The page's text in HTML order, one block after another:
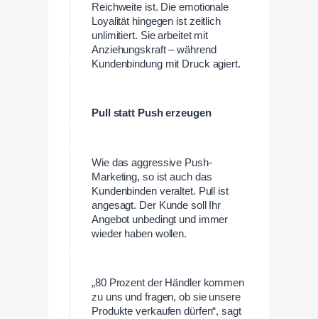
Reichweite ist. Die emotionale
Loyalität hingegen ist zeitlich
unlimitiert. Sie arbeitet mit
Anziehungskraft – während
Kundenbindung mit Druck agiert.
Pull statt Push erzeugen
Wie das aggressive Push-
Marketing, so ist auch das
Kundenbinden veraltet. Pull ist
angesagt. Der Kunde soll Ihr
Angebot unbedingt und immer
wieder haben wollen.
„80 Prozent der Händler kommen
zu uns und fragen, ob sie unsere
Produkte verkaufen dürfen“, sagt